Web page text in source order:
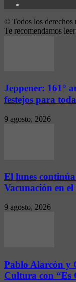
© Todos los derechos
Te recomendamos
Jeppener: 161°
festejos para
9 agosto, 2026
El lunes
Vacunación en
9 agosto, 2026
Pablo Alarcón y
Cultura con “Es